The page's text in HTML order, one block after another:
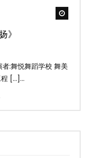
》
:舞悦舞蹈学校 舞美
程 […]...
夜》
演者:飞扬舞蹈团 舞
工 […]...
洪杰舞蹈学院 舞美灯
： […]...
儿》
演者:洪杰舞蹈学院
台 […]...
》
:舞悦舞蹈学校 舞美
程 […]...